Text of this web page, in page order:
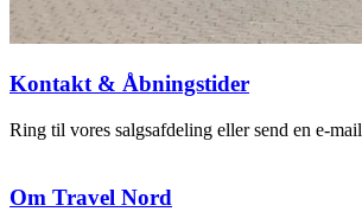
Kontakt & Åbningstider
Ring til vores salgsafdeling eller send en e-mail
Om Travel Nord